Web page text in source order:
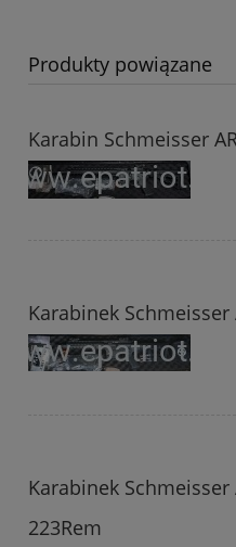
Produkty powiązane
Karabin Schmeisser
Karabinek Schmeisser
Karabinek Schmeisser
223Rem